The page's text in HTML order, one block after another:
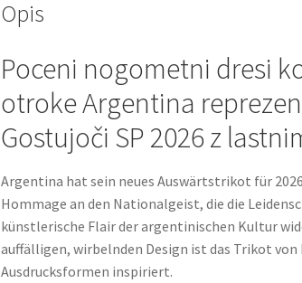
Opis
Poceni nogometni dresi
otroke Argentina
Gostujoči SP 2026 z
Argentina hat sein neues Auswärtstrikot für
Hommage an den Nationalgeist, die die
künstlerische Flair der argentinischen Kultur
auffälligen, wirbelnden Design ist das Trikot
Ausdrucksformen inspiriert.